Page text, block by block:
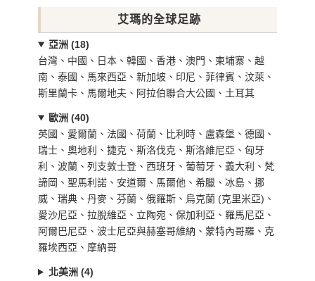
艾瑪的全球足跡
亞洲 (18)
台灣、中國、日本、韓國、香港、澳門、柬埔寨、越
南、泰國、馬來西亞、新加坡、印尼、菲律賓、汶萊、
斯里蘭卡、馬爾地夫、阿拉伯聯合大公國、土耳其
歐洲 (40)
英國、愛爾蘭、法國、荷蘭、比利時、盧森堡、德國、
瑞士、奧地利、捷克、斯洛伐克、斯洛維尼亞、匈牙
利、波蘭、列支敦士登、西班牙、葡萄牙、義大利、梵
諦岡、聖馬利諾、安道爾、馬爾他、希臘、冰島、挪
威、瑞典、丹麥、芬蘭、俄羅斯、烏克蘭 (克里米亞)、
愛沙尼亞、拉脫維亞、立陶宛、保加利亞、羅馬尼亞、
阿爾巴尼亞、波士尼亞與赫塞哥維納、蒙特內哥羅、克
羅埃西亞、摩納哥
北美洲 (4)